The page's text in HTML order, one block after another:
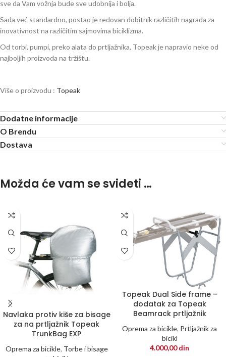
sve da Vam vožnja bude sve udobnija i bolja.
Sada već standardno, postao je redovan dobitnik različitih nagrada za
inovativnost na različitim sajmovima biciklizma.
Od torbi, pumpi, preko alata do prtljažnika, Topeak je napravio neke od
najboljih proizvoda na tržištu.
Više o proizvodu : Topeak
Dodatne informacije
O Brendu
Dostava
Možda će vam se svideti …
Navlaka protiv kiše za bisage
za na prtljažnik Topeak
TrunkBag EXP
Oprema za bicikle, Torbe i bisage
Topeak Dual Side frame –
dodatak za Topeak
Beamrack prtljažnik
Oprema za bicikle, Prtljažnik za
bicikl
4.000,00din